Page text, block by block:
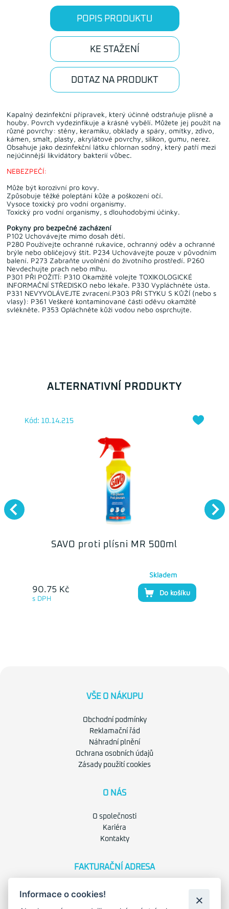
POPIS PRODUKTU
KE STAŽENÍ
DOTAZ NA PRODUKT
Kapalný dezinfekční přípravek, který účinně odstraňuje plísně a
houby. Povrch vydezinfikuje a krásně vybělí. Můžete jej použít na
různé povrchy: stěny, keramiku, obklady a spáry, omítky, zdivo,
kámen, smalt, plasty, akrylátové povrchy, silikon, gumu, nerez.
Obsahuje jako dezinfekční látku chlornan sodný, který patří mezi
nejúčinnější likvidátory bakterií vůbec.
NEBEZPEČÍ:
Může být korozivní pro kovy.
Způsobuje těžké poleptání kůže a poškození očí.
Vysoce toxický pro vodní organismy.
Toxický pro vodní organismy, s dlouhodobými účinky.
Pokyny pro bezpečné zacházení
P102 Uchovávejte mimo dosah dětí.
P280 Používejte ochranné rukavice, ochranný oděv a ochranné
brýle nebo obličejový štít. P234 Uchovávejte pouze v původním
balení. P273 Zabraňte uvolnění do životního prostředí. P260
Nevdechujte prach nebo mlhu.
P301 PŘI POŽITÍ: P310 Okamžitě volejte TOXIKOLOGICKÉ
INFORMAČNÍ STŘEDISKO nebo lékaře. P330 Vypláchněte ústa.
P331 NEVYVOLÁVEJTE zvracení.P303 PŘI STYKU S KŮŽÍ (nebo s
vlasy): P361 Veškeré kontaminované části oděvu okamžitě
svlékněte. P353 Opláchněte kůži vodou nebo osprchujte.
ALTERNATIVNÍ PRODUKTY
SAVO proti plísni MR 500ml
Kód: 10.14.215
90.75 Kč
s DPH
Skladem
Do košíku
VŠE O NÁKUPU
Obchodní podmínky
Reklamační řád
Náhradní plnění
Ochrana osobních údajů
Zásady použití cookies
O NÁS
O společnosti
Kariéra
Kontakty
FAKTURAČNÍ ADRESA
Družstevní 1394/12
Praha 4 - Nusle, 140 00
Informace o cookies!